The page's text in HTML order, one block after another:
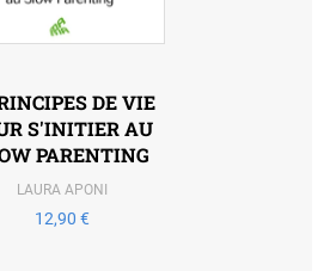
DE VIE
S'INITIER AU
PARENTING
LAURA APONI
12,90 €